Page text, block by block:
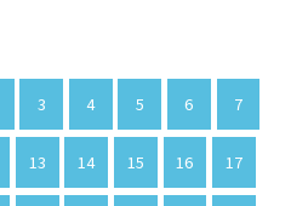
3 4 5 6 7
13 14 15 16 17